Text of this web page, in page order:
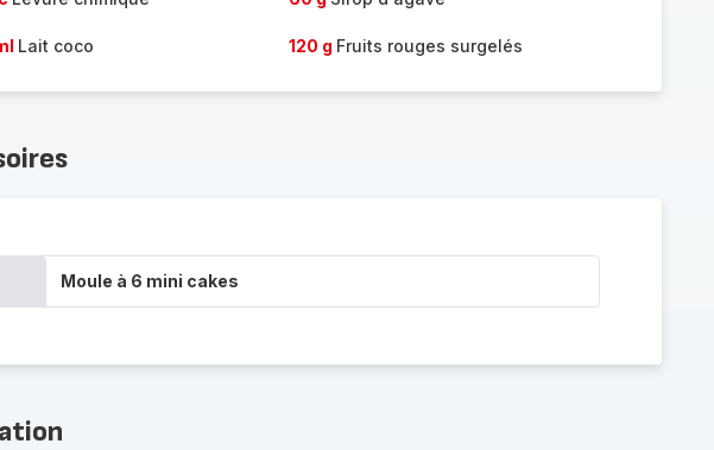
Lait coco 120 g Fruits rouges surgelés
Moule à 6 mini cakes